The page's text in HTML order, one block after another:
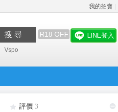
我的拍賣
搜 尋 R18 OFF
Vspo
LINE登入
評價 3